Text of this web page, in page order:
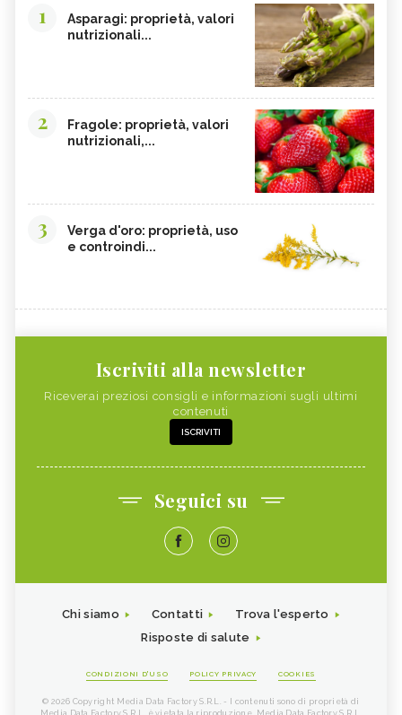
1
Asparagi: proprietà, valori
nutrizionali...
2
Fragole: proprietà, valori
nutrizionali,...
3
Verga d'oro: proprietà, uso
e controindi...
Iscriviti alla newsletter
Riceverai preziosi consigli e informazioni sugli ultimi
contenuti
ISCRIVITI
Seguici su
Chi siamo Contatti
Trova l'esperto
Risposte di salute
CONDIZIONI D'USO POLICY PRIVACY COOKIES
© 2026 Copyright Media Data Factory S.R.L. - I contenuti sono di proprietà di